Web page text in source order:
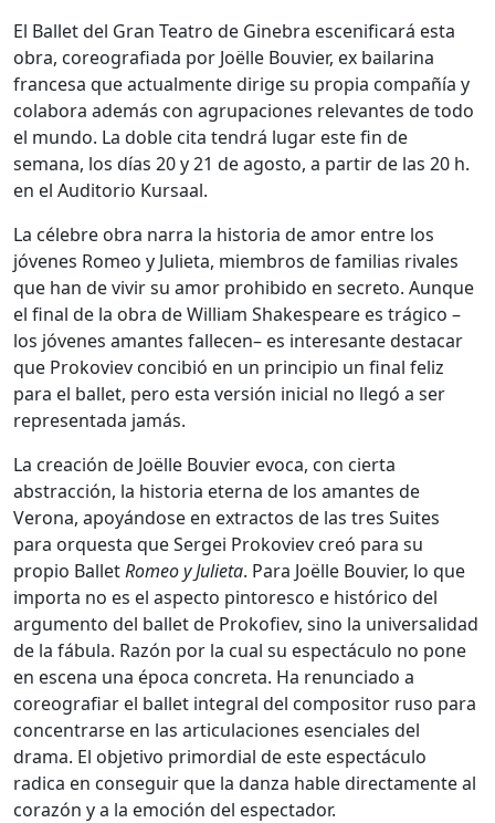
El Ballet del Gran Teatro de Ginebra escenificará esta
obra, coreografiada por Joëlle Bouvier, ex bailarina
francesa que actualmente dirige su propia compañía y
colabora además con agrupaciones relevantes de todo
el mundo. La doble cita tendrá lugar este fin de
semana, los días 20 y 21 de agosto, a partir de las 20 h.
en el Auditorio Kursaal.
La célebre obra narra la historia de amor entre los
jóvenes Romeo y Julieta, miembros de familias rivales
que han de vivir su amor prohibido en secreto. Aunque
el final de la obra de William Shakespeare es trágico –
los jóvenes amantes fallecen– es interesante destacar
que Prokoviev concibió en un principio un final feliz
para el ballet, pero esta versión inicial no llegó a ser
representada jamás.
La creación de Joëlle Bouvier evoca, con cierta
abstracción, la historia eterna de los amantes de
Verona, apoyándose en extractos de las tres Suites
para orquesta que Sergei Prokoviev creó para su
propio BalletRomeo y Julieta. Para Joëlle Bouvier, lo que
importa no es el aspecto pintoresco e histórico del
argumento del ballet de Prokofiev, sino la universalidad
de la fábula. Razón por la cual su espectáculo no pone
en escena una época concreta. Ha renunciado a
coreografiar el ballet integral del compositor ruso para
concentrarse en las articulaciones esenciales del
drama. El objetivo primordial de este espectáculo
radica en conseguir que la danza hable directamente al
corazón y a la emoción del espectador.